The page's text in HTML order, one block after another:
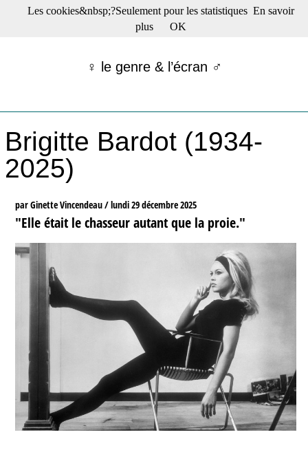
☰ Menu
Films récents
Tribunes
Bloc-notes
Archives
Actu : "La Nouvelle Vague"
S’abonner à la Lettre !
♀ le genre & l’écran ♂
Brigitte Bardot (1934-
2025)
par Ginette Vincendeau /lundi 29 décembre 2025
"Elle était le chasseur autant que la proie."
Les cookies&nbsp;?Seulement pour les statistiques En savoir
plus
OK